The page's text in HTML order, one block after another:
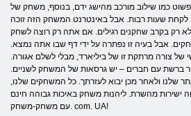
כמו שילוב מורכב מהישג ידם, בנוסף, משחק של
לקחת שעות רבות. אבל באינטרנט המשחק הזה זוכה
רק בקרב שחקנים רגילים. אם אתה רק רוצה לשחק
אבל בעיה זו נפתרה על ידי דף שבו אתה נמצא.
של צורה מרתקת זו של ביליארד, מבלי לשלם אגורה.
ברשת עם חברים – יש גרסאות של המשחק לשניים.
ולאחר מכן יבוא לעזרתך. כל המשחקים שלנו,
ישירות מהשרת. ליהנות משחק באיכות גבוהה חינם
עם משחק-משחק. com. UA!